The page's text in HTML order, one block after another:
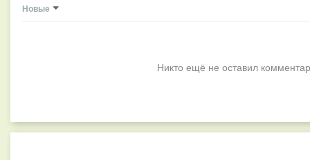
Новые
Никто ещё не оставил